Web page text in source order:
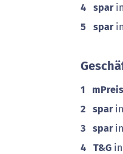
4 spar
5 spar
1 mPreis
2 sparin
3 sparin
4 T&G